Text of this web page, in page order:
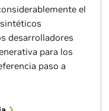
el
desarrolladores
para los
paso a